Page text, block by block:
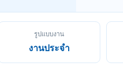
รูปแบบงาน
งานประจำ